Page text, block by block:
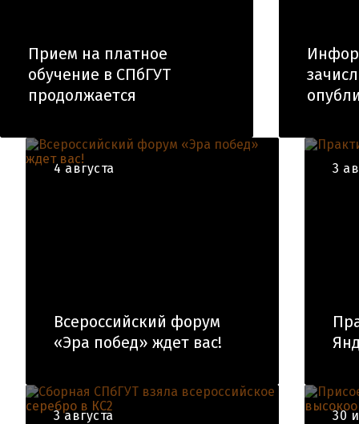
Прием на платное
обучение в СПбГУТ
продолжается
4 августа
Всероссийский форум
«Эра побед» ждет вас!
3
3 августа 30